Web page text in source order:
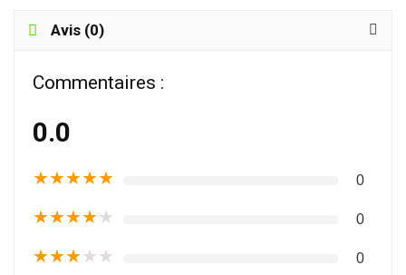
Avis (0)
Commentaires :
0.0
★★★★★ 0
★★★★★ 0
★★★★★ 0